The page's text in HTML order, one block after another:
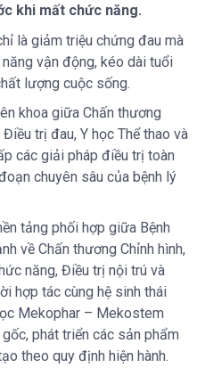
khi mất chức năng.
là giảm triệu chứng đau mà
vận động, kéo dài tuổi
lượng cuộc sống.
khoa giữa Chấn thương
trị đau, Y học Thể thao và
các giải pháp điều trị toàn
chuyên sâu của bệnh lý
tảng phối hợp giữa Bệnh
về Chấn thương Chỉnh hình,
năng, Điều trị nội trú và
hợp tác cùng hệ sinh thái
Mekophar – Mekostem
phát triển các sản phẩm
theo quy định hiện hành.